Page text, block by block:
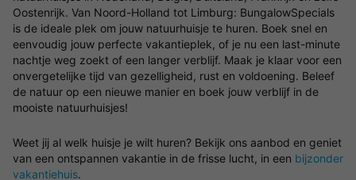
Oostenrijk. Van Noord-Holland tot Limburg: BungalowSpecials
is de ideale plek om jouw natuurhuisje te huren. Boek snel en
eenvoudig jouw perfecte vakantieplek, of je nu een last-minute
nachtje weg zoekt of een langer verblijf. Maak je klaar voor een
onvergetelijke tijd van gezelligheid, rust en voldoening. Beleef
de natuur op een nieuwe manier en boek jouw verblijf in de
mooiste natuurhuisjes!
Weet jij al welk huisje je wilt huren? Bekijk ons aanbod en geniet
van een ontspannen vakantie in de frisse lucht, in een bijzonder
vakantiehuis.